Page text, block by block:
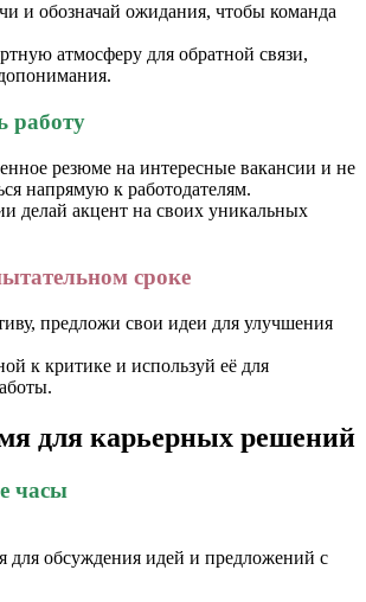
и обозначай ожидания, чтобы команда
атмосферу для обратной связи,
работу
резюме на интересные вакансии и не
напрямую к работодателям.
делай акцент на своих уникальных
сроке
предложи свои идеи для улучшения
к критике и используй её для
для карьерных решений
часы
для обсуждения идей и предложений с